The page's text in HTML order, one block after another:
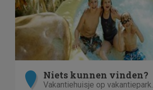
Niets kunnen vinden?
Vakantiehuisje op vakantiepark.